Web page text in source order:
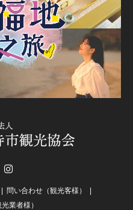
問い合わせ（観光客様）
業者様）